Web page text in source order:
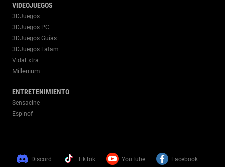
VIDEOJUEGOS
3DJuegos
3DJuegos PC
3DJuegos Guías
3DJuegos Latam
VidaExtra
Millenium
ENTRETENIMIENTO
Sensacine
Espinof
Discord TikTok YouTube Facebook